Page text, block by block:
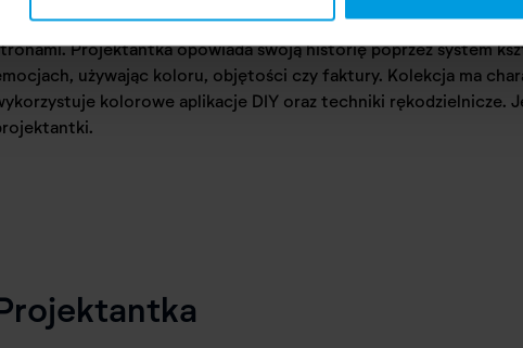
Punktem wyjścia dla stworzenia kolekcji było dzieciństwo autorki,
Projektantka opowiada swoją historię poprzez system
używając koloru, objętości czy faktury. Kolekcja ma
kolorowe aplikacje DIY oraz techniki rękodzielnicze.